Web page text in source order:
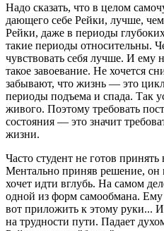
Надо сказать, что в целом
дающего себе Рейки, лучше,
Рейки, даже в периоды
такие периоды относительны.
чувствовать себя лучше. И ему
такое завоевание. Не хочется
забывают, что жизнь — это
периоды подъема и спада. Так
живого. Поэтому требовать
состояния — это значит
жизни.
Часто студент не готов принять
Ментально приняв решение, он
хочет идти вглубь. На самом
одной из форм самообмана.
вот приложить к этому руки... И
на трудности пути. Падает